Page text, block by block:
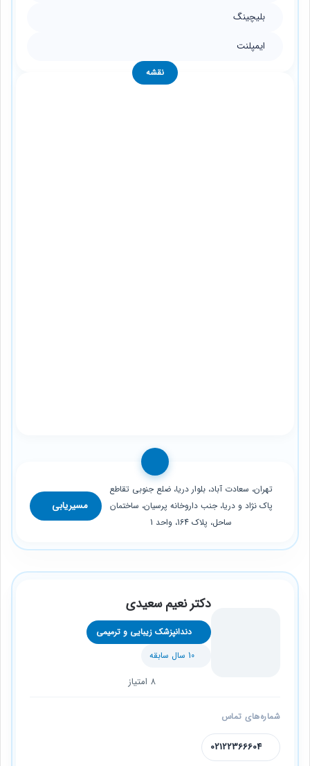
بلیچینگ
ایمپلنت
نقشه
تهران، سعادت آباد، بلوار دریا، ضلع جنوبی تقاطع
پاک نژاد و دریا، جنب داروخانه پرسیان، ساختمان
ساحل، پلاک 164، واحد 1
مسیریابی
دکتر نعیم سعیدی
دندانپزشک زیبایی و ترمیمی
10 سال سابقه
8 امتیاز
شماره‌های تماس
02122366604